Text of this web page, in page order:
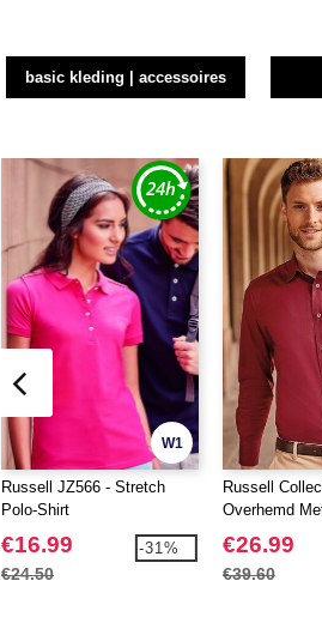
basic kleding | accessoires
W1
Russell JZ566 - Stretch
Polo-Shirt
€16.99
€24.50
-31%
Russell
Overhemd
Mouwen
€26.99
€39.60